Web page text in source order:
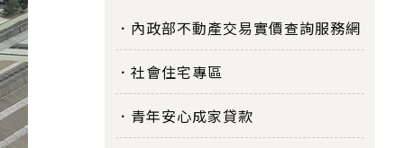
內政部不動產交易實價查詢服務網
社會住宅專區
青年安心成家貸款